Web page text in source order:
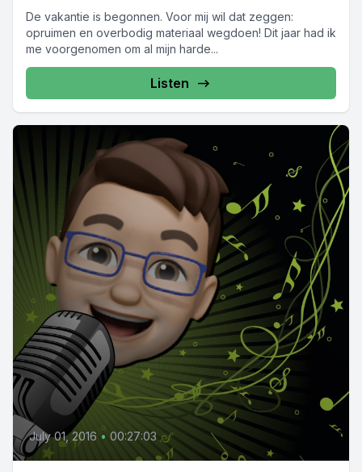
De vakantie is begonnen. Voor mij wil dat zeggen:
opruimen en overbodig materiaal wegdoen! Dit jaar had ik
me voorgenomen om al mijn harde...
Listen
July 01, 2016 • 00:27:03